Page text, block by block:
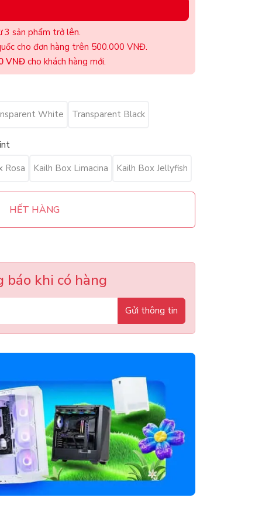
sản phẩm trở lên.
cho đơn hàng trên 500.000 VNĐ.
VNĐ cho khách hàng mới.
White Transparent Black
Rosa Kailh Box Limacina Kailh Box Jellyfish
HẾT HÀNG
báo khi có hàng
Gửi thông tin